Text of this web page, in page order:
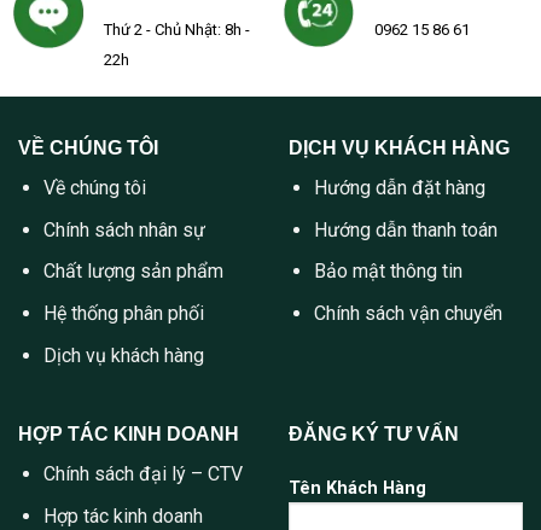
Thứ 2 - Chủ Nhật: 8h -
22h
0962 15 86 61
VỀ CHÚNG TÔI
Về chúng tôi
Chính sách nhân sự
Chất lượng sản phẩm
Hệ thống phân phối
Dịch vụ khách hàng
DỊCH VỤ KHÁCH HÀNG
Hướng dẫn đặt hàng
Hướng dẫn thanh toán
Bảo mật thông tin
Chính sách vận chuyển
HỢP TÁC KINH DOANH
Chính sách đại lý – CTV
Hợp tác kinh doanh
ĐĂNG KÝ TƯ VẤN
Tên Khách Hàng